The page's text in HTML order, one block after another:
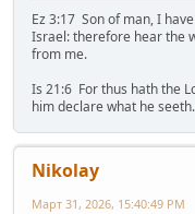
Ez 3:17 Son of man, I
Israel: therefore hear the
from me.
Is 21:6 For thus hath the
him declare what he seeth.
Nikolay
Март 31, 2026, 15:40:49 PM